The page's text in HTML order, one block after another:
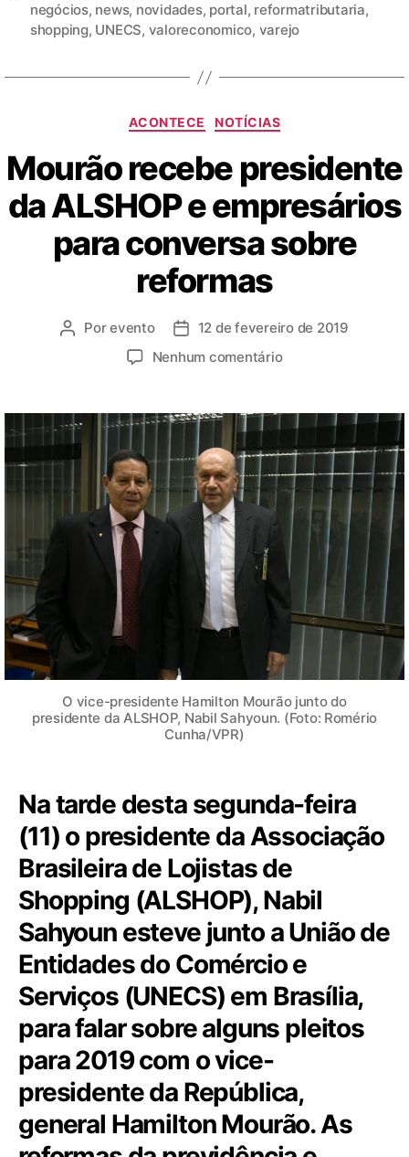
negócios, news, novidades, portal, reformatributaria,
shopping, UNECS, valoreconomico, varejo
ACONTECE NOTÍCIAS
Mourão recebe presidente
da ALSHOP e empresários
para conversa sobre
reformas
Porevento
12 de fevereiro de 2019
Nenhum comentário
O vice-presidente Hamilton Mourão junto do
presidente da ALSHOP, Nabil Sahyoun. (Foto: Romério
Cunha/VPR)
Na tarde desta segunda-feira
(11) o presidente da Associação
Brasileira de Lojistas de
Shopping (ALSHOP), Nabil
Sahyoun esteve junto a União de
Entidades do Comércio e
Serviços (UNECS) em Brasília,
para falar sobre alguns pleitos
para 2019 com o vice-
presidente da República,
general Hamilton Mourão. As